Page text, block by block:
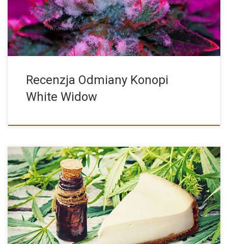
Recenzja Odmiany Konopi
White Widow
Pożywienie konopne wykorzystywana w spożywce zrobiona jest
z pozyskanych wcześniej […]